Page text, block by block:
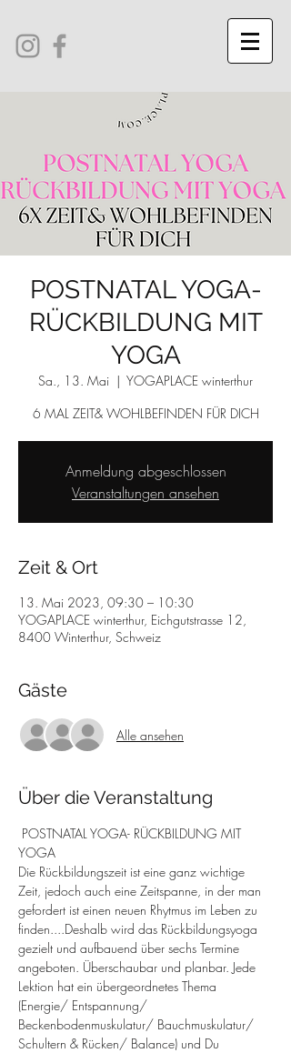
POSTNATAL YOGA-
RÜCKBILDUNG MIT
YOGA
Sa., 13. Mai
  |
YOGAPLACE winterthur
6 MAL ZEIT& WOHLBEFINDEN FÜR DICH
Anmeldung abgeschlossen
Veranstaltungen ansehen
Zeit & Ort
13. Mai 2023, 09:30 – 10:30
YOGAPLACE winterthur, Eichgutstrasse 12,
8400 Winterthur, Schweiz
Gäste
Alle ansehen
Über die Veranstaltung
POSTNATAL YOGA- RÜCKBILDUNG MIT
YOGA
Die Rückbildungszeit ist eine ganz wichtige
Zeit, jedoch auch eine Zeitspanne, in der man
gefordert ist einen neuen Rhytmus im Leben zu
finden....Deshalb wird das Rückbildungsyoga
gezielt und aufbauend über sechs Termine
angeboten. Überschaubar und planbar. Jede
Lektion hat ein übergeordnetes Thema
(Energie/ Entspannung/
Beckenbodenmuskulatur/ Bauchmuskulatur/
Schultern & Rücken/ Balance) und Du